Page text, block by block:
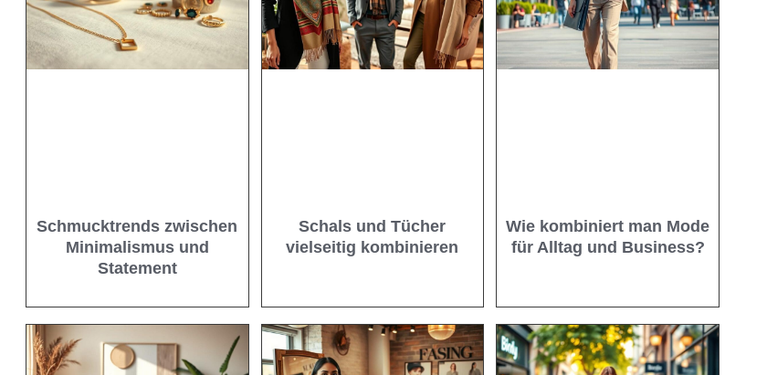
Schmucktrends zwischen
Minimalismus und
Statement
Schals und Tücher
vielseitig kombinieren
Wie kombiniert man Mode
für Alltag und Business?